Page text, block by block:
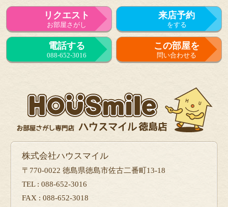
リクエスト
お部屋さがし
来店予約
をする
電話する
088-652-3016
この部屋を
問い合わせる
株式会社ハウスマイル
〒770-0022 徳島県徳島市佐古二番町13-18
TEL : 088-652-3016
FAX : 088-652-3018